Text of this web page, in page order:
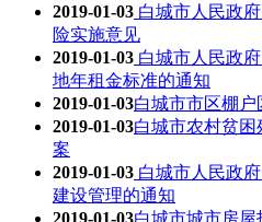
2019-01-03 白城市人民政
险实施意见
2019-01-03 白城市人民政
地年租金标准的通知
2019-01-03白城市市区棚
2019-01-03白城市农村贫
案
2019-01-03 白城市人民政
建设管理的通知
2019-01-03白城市城市房